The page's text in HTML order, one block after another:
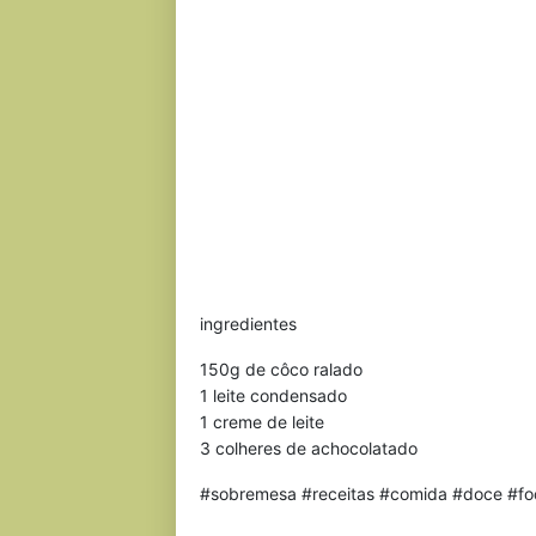
ingredientes
150g de côco ralado
1 leite condensado
1 creme de leite
3 colheres de achocolatado
#sobremesa #receitas #comida #doce